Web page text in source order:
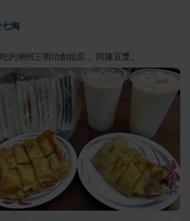
淘
的潮州三明治創始店， 阿隆豆漿。